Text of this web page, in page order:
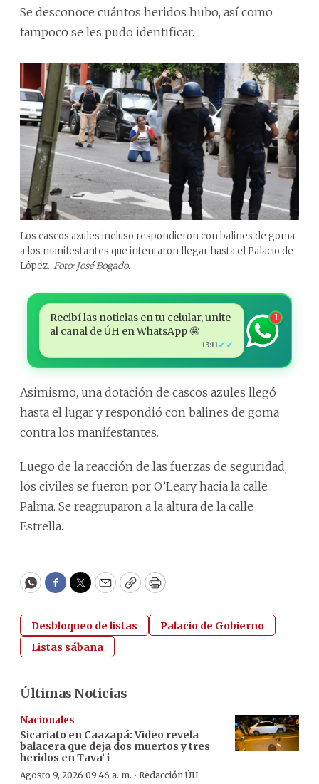
Se desconoce cuántos heridos hubo, así como
tampoco se les pudo identificar.
Los cascos azules incluso respondieron con balines de goma
a los manifestantes que intentaron llegar hasta el Palacio de
López. Foto: José Bogado.
Recibí las noticias en tu celular, unite
al canal de ÚH en WhatsApp 🤩
13:11✓✓
1
Asimismo, una dotación de cascos azules llegó
hasta el lugar y respondió con balines de goma
contra los manifestantes.
Luego de la reacción de las fuerzas de seguridad,
los civiles se fueron por O’Leary hacia la calle
Palma. Se reagruparon a la altura de la calle
Estrella.
WhatsApp
Facebook
Twitter
EmailCopyPrint
Desbloqueo de listas
Palacio de Gobierno
Listas sábana
Últimas Noticias
Nacionales
Sicariato en Caazapá: Video revela
balacera que deja dos muertos y tres
heridos en Tava’ i
Agosto 9, 2026 09:46 a. m. · Redacción ÚH